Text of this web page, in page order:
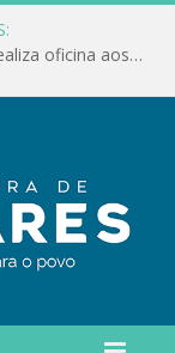
Conselho Municipal de Assistência Social realiza oficina aos servidores